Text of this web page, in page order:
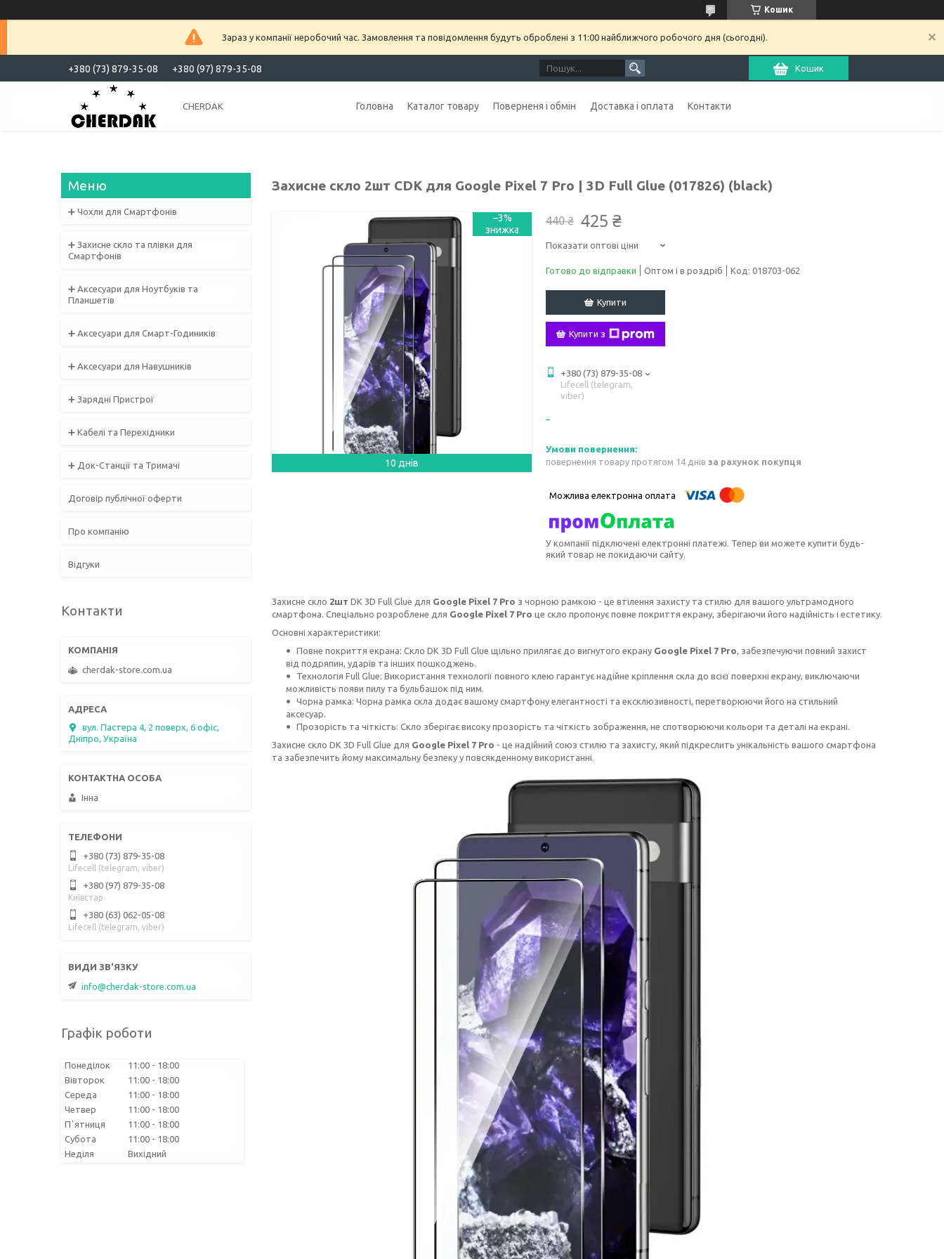
Кошик
Зараз у компанії неробочий час. Замовлення та повідомлення будуть оброблені з 11:00 найближчого робочого дня (сьогодні).
+380 (73) 879-35-08 +380 (97) 879-35-08 Кошик
CHERDAK Головна Каталог товару Поверненя і обмін Доставка і оплата Контакти
Захисне скло 2шт CDK для Google Pixel 7 Pro | 3D Full Glue (017826) (black)
–3%
10 днів
440 ₴ 425 ₴
Показати оптові ціни
Готово до відправки Оптом і в роздріб Код: 018703-062
Купити
Купити з
+380 (73) 879-35-08
Lifecell (telegram,
viber)
повернення товару протягом 14 днів за рахунок покупця
У компанії підключені електронні платежі. Тепер ви можете купити будь-
який товар не покидаючи сайту.
Захисне скло 2шт DK 3D Full Glue для Google Pixel 7 Pro з чорною рамкою - це втілення захисту та стилю для вашого ультрамодного
смартфона. Спеціально розроблене для Google Pixel 7 Pro це скло пропонує повне покриття екрану, зберігаючи його надійність і естетику.
Основні характеристики:
Повне покриття екрана: Скло DK 3D Full Glue щільно прилягає до вигнутого екрану Google Pixel 7 Pro , забезпечуючи повний захист
від подряпин, ударів та інших пошкоджень.
Технологія Full Glue: Використання технології повного клею гарантує надійне кріплення скла до всієї поверхні екрану, виключаючи
можливість появи пилу та бульбашок під ним.
Чорна рамка: Чорна рамка скла додає вашому смартфону елегантності та ексклюзивності, перетворюючи його на стильний
аксесуар.
Прозорість та чіткість: Скло зберігає високу прозорість та чіткість зображення, не спотворюючи кольори та деталі на екрані.
Захисне скло DK 3D Full Glue для Google Pixel 7 Pro - це надійний союз стилю та захисту, який підкреслить унікальність вашого смартфона
та забезпечить йому максимальну безпеку у повсякденному використанні.
➕ Чохли для Смартфонів
➕ Захисне скло та плівки для
Смартфонів
➕ Аксесуари для Ноутбуків та
Планшетів
➕ Аксесуари для Смарт-Годиників
➕ Аксесуари для Навушників
➕ Зарядні Пристрої
➕ Кабелі та Перехідники
➕ Док-Станції та Тримачі
Договір публічної оферти
Про компанію
Відгуки
Контакти
cherdak-store.com.ua
вул. Пастера 4, 2 поверх, 6 офіс,
Дніпро, Україна
Інна
+380 (73) 879-35-08
Lifecell (telegram, viber)
+380 (97) 879-35-08
Київстар
+380 (63) 062-05-08
Lifecell (telegram, viber)
info@cherdak-store.com.ua
Графік роботи
Понеділок 11:00
18:00
Вівторок
11:00
18:00
Середа
11:00
18:00
Четвер
11:00
18:00
Пʼятниця
11:00
18:00
Субота
11:00
18:00
Неділя
Вихідний